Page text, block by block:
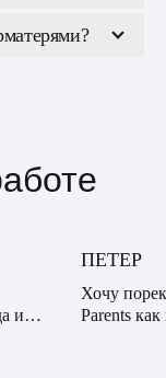
и
ПЕТЕР
Хочу
Parents